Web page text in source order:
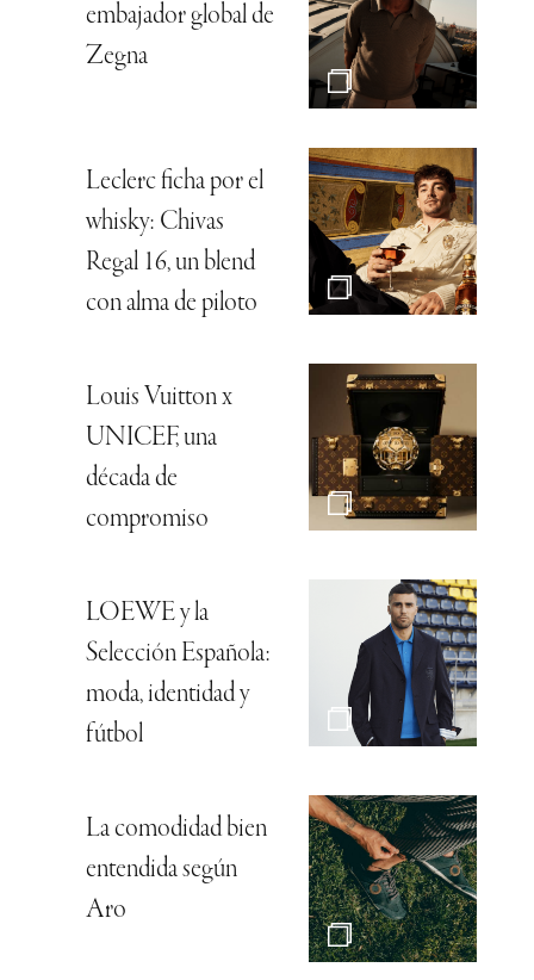
embajador global de
Zegna
Leclerc ficha por el
whisky: Chivas
Regal 16, un blend
con alma de piloto
Louis Vuitton x
UNICEF, una
década de
compromiso
LOEWE y la
Selección Española:
moda, identidad y
fútbol
La comodidad bien
entendida según
Aro